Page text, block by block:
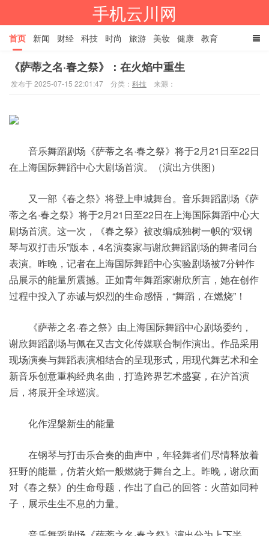
手机云川网
首页 新闻 财经 科技 时尚 旅游 美妆 健康 教育
餐饮 娱乐 体育 家居 TAGS
《萨蒂之名·春之祭》：在火焰中重生
发布于 2025-07-15 22:01:47 分类： 科技 来源：
音乐舞蹈剧场《萨蒂之名·春之祭》将于2月21日至22日
在上海国际舞蹈中心大剧场首演。（演出方供图）
又一部《春之祭》将登上申城舞台。音乐舞蹈剧场《萨
蒂之名·春之祭》将于2月21日至22日在上海国际舞蹈中心大
剧场首演。这一次，《春之祭》被改编成独树一帜的“双钢
琴与双打击乐”版本，4名演奏家与谢欣舞蹈剧场的舞者同台
表演。昨晚，记者在上海国际舞蹈中心实验剧场被7分钟作
品展示的能量所震撼。正如青年舞蹈家谢欣所言，她在创作
过程中投入了赤诚与炽烈的生命感悟，“舞蹈，在燃烧”！
《萨蒂之名·春之祭》由上海国际舞蹈中心剧场委约，
谢欣舞蹈剧场与佩在又吉文化传媒联合制作演出。作品采用
现场演奏与舞蹈表演相结合的呈现形式，用现代舞艺术和全
新音乐创意重构经典名曲，打造跨界艺术盛宴，在沪首演
后，将展开全球巡演。
化作涅槃新生的能量
在钢琴与打击乐合奏的曲声中，年轻舞者们尽情释放着
狂野的能量，仿若火焰一般燃烧于舞台之上。昨晚，谢欣面
对《春之祭》的生命母题，作出了自己的回答：火苗如同种
子，展示生生不息的力量。